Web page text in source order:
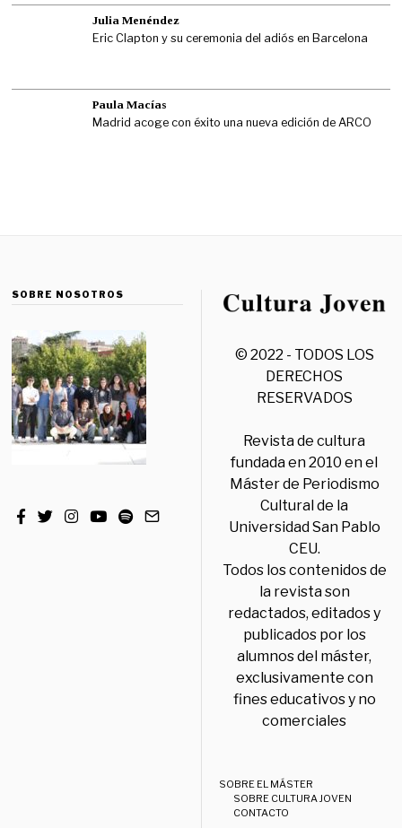
Julia Menéndez
Eric Clapton y su ceremonia del adiós en Barcelona
Paula Macías
Madrid acoge con éxito una nueva edición de ARCO
SOBRE NOSOTROS
© 2022 - TODOS LOS
DERECHOS
RESERVADOS
Revista de cultura
fundada en 2010 en el
Máster de Periodismo
Cultural de la
Universidad San Pablo
CEU.
Todos los contenidos de
la revista son
redactados, editados y
publicados por los
alumnos del máster,
exclusivamente con
fines educativos y no
comerciales
SOBRE EL MÁSTER
SOBRE CULTURA JOVEN
CONTACTO